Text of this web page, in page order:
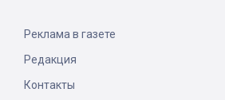
Реклама в газете
Редакция
Контакты